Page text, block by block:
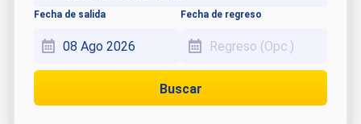
Fecha de salida Fecha de regreso
Buscar